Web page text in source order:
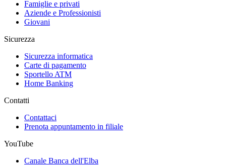
Famiglie e privati
Aziende e Professionisti
Giovani
Sicurezza
Sicurezza informatica
Carte di pagamento
Sportello ATM
Home Banking
Contatti
Contattaci
Prenota appuntamento in filiale
YouTube
Canale Banca dell'Elba